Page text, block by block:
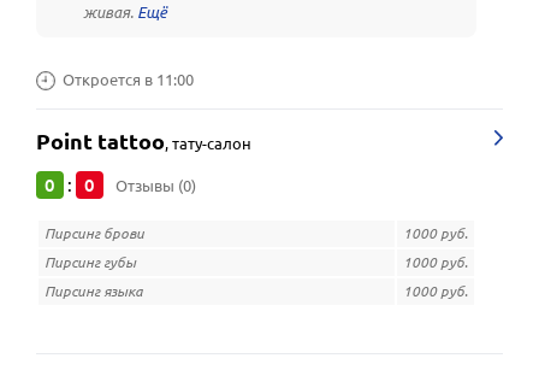
живая.
Откроется в 11:00
Point tattoo,тату-салон
0 : 0 Отзывы (0)
Пирсинг брови
1000 руб.
Пирсинг губы
1000 руб.
Пирсинг языка
1000 руб.